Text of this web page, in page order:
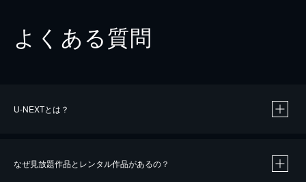
よくある質問
U-NEXTとは？
なぜ見放題作品とレンタル作品があるの？